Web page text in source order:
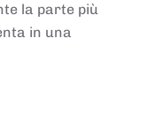
la parte più
in una